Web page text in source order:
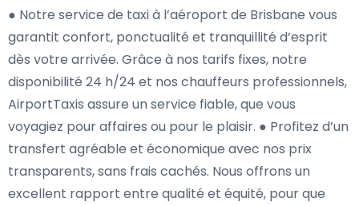
● Notre service de taxi à l’aéroport de Brisbane vous
garantit confort, ponctualité et tranquillité d’esprit
dès votre arrivée. Grâce à nos tarifs fixes, notre
disponibilité 24 h/24 et nos chauffeurs professionnels,
AirportTaxis assure un service fiable, que vous
voyagiez pour affaires ou pour le plaisir. ● Profitez d’un
transfert agréable et économique avec nos prix
transparents, sans frais cachés. Nous offrons un
excellent rapport entre qualité et équité, pour que